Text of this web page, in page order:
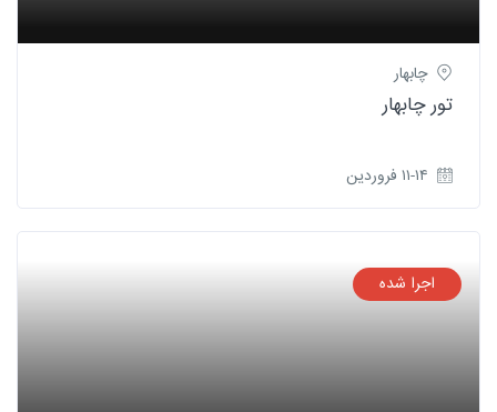
چابهار
تور چابهار
۱۱-۱۴ فروردین
اجرا شده